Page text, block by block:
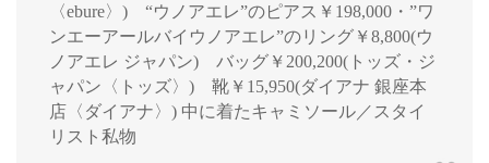
〈ebure〉) “ウノアエレ”のピアス￥198,000・”ワ
ンエーアールバイウノアエレ”のリング￥8,800(ウ
ノアエレ ジャパン) バッグ￥200,200(トッズ・ジ
ャパン〈トッズ〉) 靴￥15,950(ダイアナ 銀座本
店〈ダイアナ〉) 中に着たキャミソール／スタイ
リスト私物